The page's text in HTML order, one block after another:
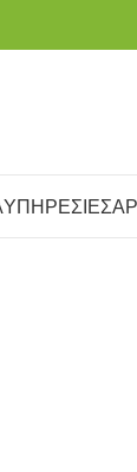
ΥΠΗΡΕΣΙΕΣ